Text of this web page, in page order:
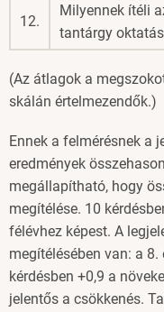
12.
Milyennek ítéli
tantárgy
(Az átlagok a
skálán értelmezendők.)
Ennek a felmérésnek a
eredmények
megállapítható, hogy
megítélése. 10
félévhez képest. A
megítélésében van: a 8.
kérdésben +0,9 a
jelentős a csökkenés.